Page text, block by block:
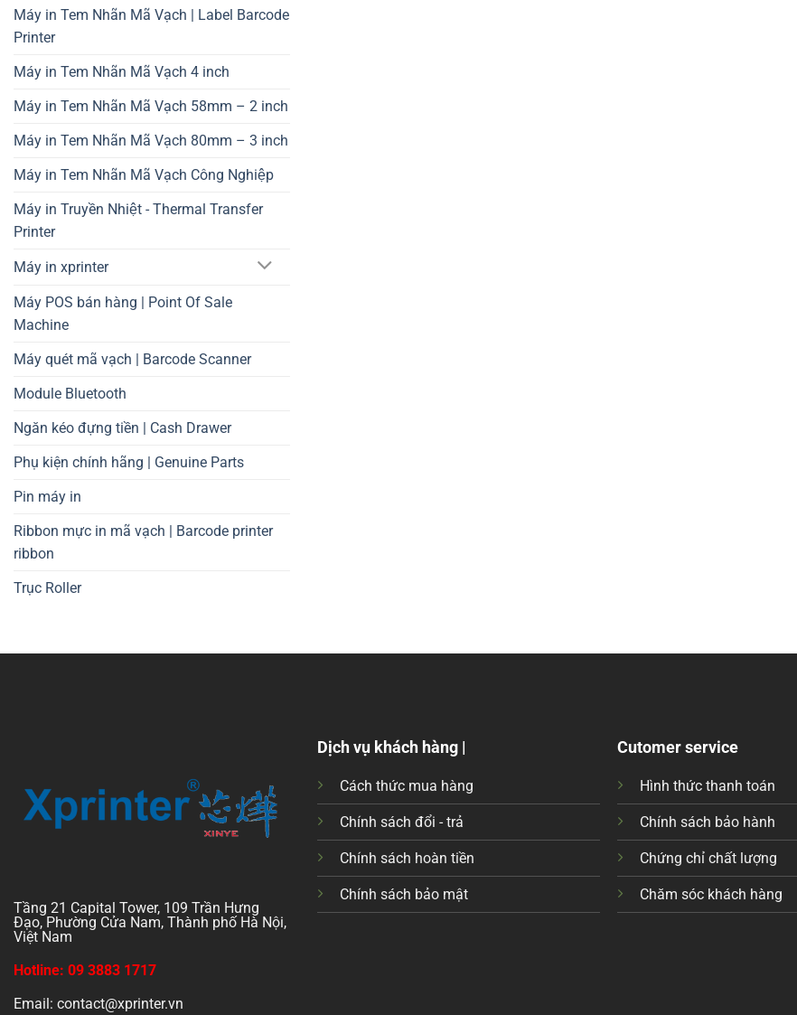
Máy in Tem Nhãn Mã Vạch | Label Barcode
Printer
Máy in Tem Nhãn Mã Vạch 4 inch
Máy in Tem Nhãn Mã Vạch 58mm – 2 inch
Máy in Tem Nhãn Mã Vạch 80mm – 3 inch
Máy in Tem Nhãn Mã Vạch Công Nghiệp
Máy in Truyền Nhiệt - Thermal Transfer
Printer
Máy in xprinter
Máy POS bán hàng | Point Of Sale
Machine
Máy quét mã vạch | Barcode Scanner
Module Bluetooth
Ngăn kéo đựng tiền | Cash Drawer
Phụ kiện chính hãng | Genuine Parts
Pin máy in
Ribbon mực in mã vạch | Barcode printer
ribbon
Trục Roller
Tầng 21 Capital Tower, 109 Trần Hưng
Đạo, Phường Cửa Nam, Thành phố Hà Nội,
Việt Nam
Hotline: 09 3883 1717
Email: contact@xprinter.vn
Dịch vụ khách hàng |
Cách thức mua hàng
Chính sách đổi - trả
Chính sách hoàn tiền
Chính sách bảo mật
Cutomer service
Hình thức thanh toán
Chính sách bảo hành
Chứng chỉ chất lượng
Chăm sóc khách hàng